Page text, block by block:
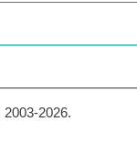
2026.